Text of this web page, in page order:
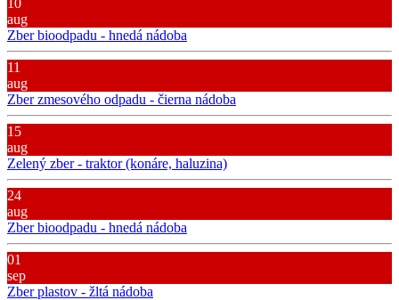
aug
Zber bioodpadu - hnedá nádoba
11
aug
Zber zmesového odpadu - čierna nádoba
15
aug
Zelený zber - traktor (konáre, haluzina)
24
aug
Zber bioodpadu - hnedá nádoba
01
sep
Zber plastov - žltá nádoba